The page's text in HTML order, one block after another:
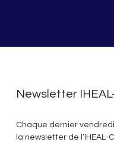
Newsletter
Chaque dernier vendredi
la newsletter de l’IHEAL-